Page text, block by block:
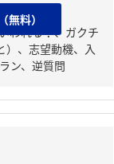
われる？、ガクチ
）、志望動機、入
ン、逆質問
無料）